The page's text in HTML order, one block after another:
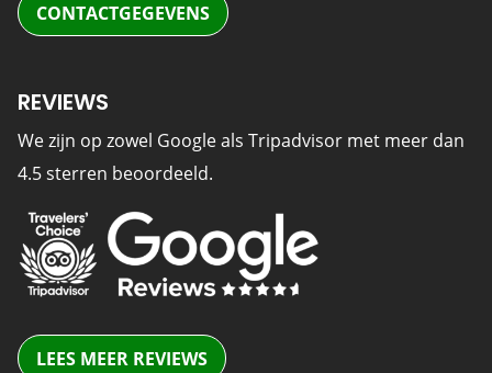
CONTACTGEGEVENS
REVIEWS
We zijn op zowel Google als Tripadvisor met meer dan
4.5 sterren beoordeeld.
LEES MEER REVIEWS